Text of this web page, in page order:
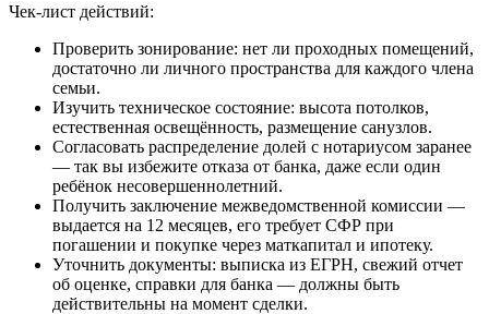
Чек-лист действий:
Проверить зонирование: нет ли проходных помещений,
достаточно ли личного пространства для каждого члена
семьи.
Изучить техническое состояние: высота потолков,
естественная освещённость, размещение санузлов.
Согласовать распределение долей с нотариусом заранее
— так вы избежите отказа от банка, даже если один
ребёнок несовершеннолетний.
Получить заключение межведомственной комиссии —
выдается на 12 месяцев, его требует СФР при
погашении и покупке через маткапитал и ипотеку.
Уточнить документы: выписка из ЕГРН, свежий отчет
об оценке, справки для банка — должны быть
действительны на момент сделки.